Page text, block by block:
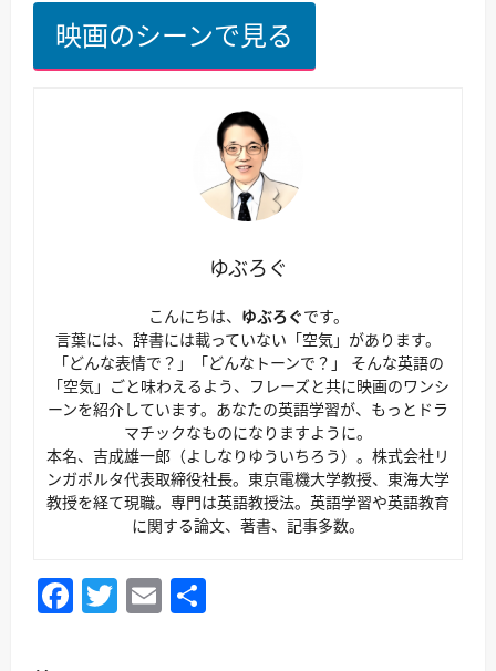
映画のシーンで見る
ゆぶろぐ
こんにちは、 ゆぶろぐです。
言葉には、辞書には載っていない「空気」があります。
「どんな表情で？」「どんなトーンで？」 そんな英語の
「空気」ごと味わえるよう、フレーズと共に映画のワンシ
ーンを紹介しています。あなたの英語学習が、もっとドラ
マチックなものになりますように。
本名、吉成雄一郎（よしなりゆういちろう）。株式会社リ
ンガポルタ代表取締役社長。東京電機大学教授、東海大学
教授を経て現職。専門は英語教授法。英語学習や英語教育
に関する論文、著書、記事多数。
Facebook
Twitter
Email